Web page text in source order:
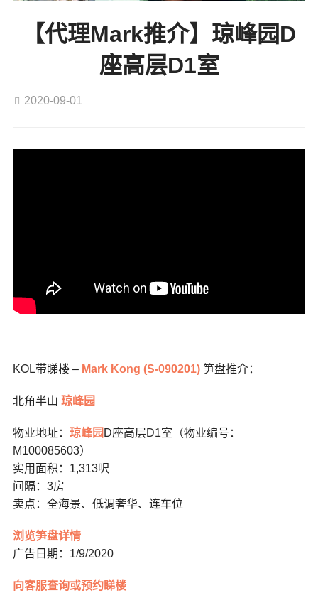
【代理Mark推介】琼峰园D
座高层D1室
2020-09-01
KOL带睇楼 – Mark Kong (S-090201)笋盘推介：
北角半山 琼峰园
物业地址： 琼峰园 D座高层D1室（物业编号：
M100085603）
实用面积：1,313呎
间隔：3房
卖点：全海景、低调奢华、连车位
浏览笋盘详情
广告日期：1/9/2020
向客服查询或预约睇楼